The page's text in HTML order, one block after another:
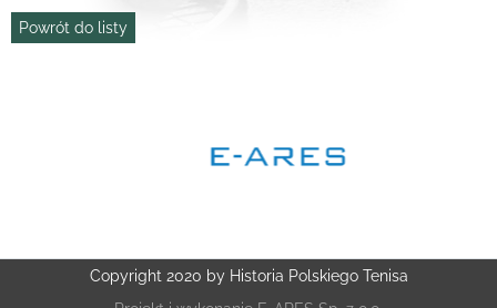
Powrót do listy
Copyright 2020 by Historia Polskiego Tenisa